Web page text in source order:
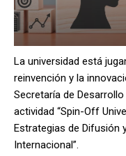
La universidad está
reinvención y la
Secretaría de
actividad “Spin-Off
Estrategias de Difusión
Internacional”.